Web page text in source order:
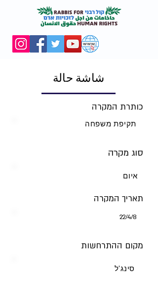
شاشة حالة
כותרת המקרה
תקיפת משפחה
סוג מקרה
איום
תאריך המקרה
8‏/4‏/22
מקום ההתרחשות
סינג'ל